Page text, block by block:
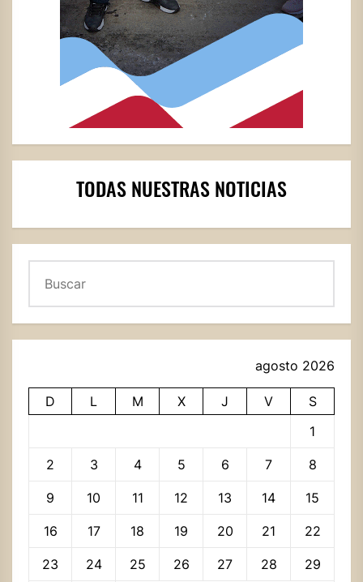
TODAS NUESTRAS NOTICIAS
agosto 2026
D L M X J V
S
1
2 3 4 5 6 7 8
9 10 11 12 13 14 15
16 17 18 19 20 21 22
23 24 25 26 27 28 29